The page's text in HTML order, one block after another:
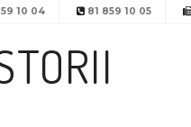
10 04 81 859 10 05